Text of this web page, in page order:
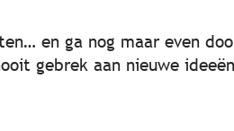
en ga nog maar even
gebrek aan nieuwe